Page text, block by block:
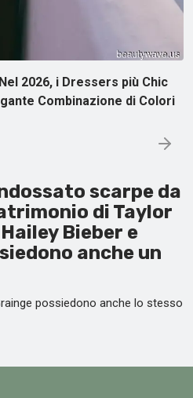
2026, i Dressers più Chic
Combinazione di Colori
scarpe da
di Taylor
Bieber e
anche un
possiedono anche lo stesso